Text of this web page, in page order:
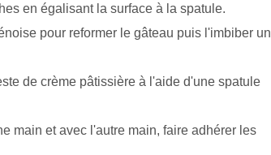
en égalisant la surface à la spatule.
pour reformer le gâteau puis l'imbiber un
de crème pâtissière à l'aide d'une spatule
main et avec l'autre main, faire adhérer les